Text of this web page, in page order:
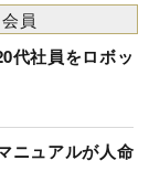
代社員をロボッ
ニュアルが人命
会員